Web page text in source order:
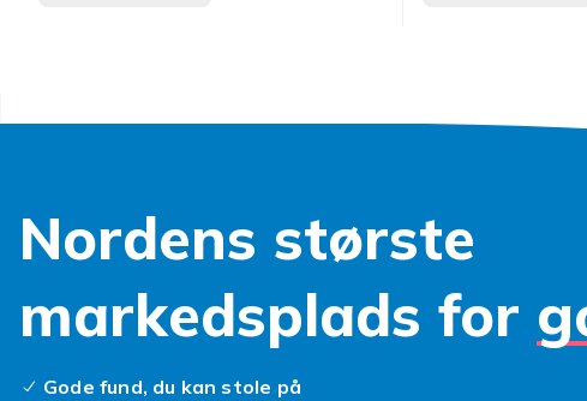
Nordens største
markedsplads for
Gode fund, du kan stole på